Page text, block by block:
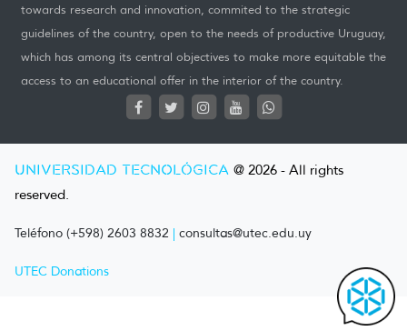
towards research and innovation, commited to the strategic
guidelines of the country, open to the needs of productive Uruguay,
which has among its central objectives to make more equitable the
access to an educational offer in the interior of the country.
UNIVERSIDAD TECNOLÓGICA @ 2026 - All rights
reserved.
Teléfono (+598) 2603 8832 | consultas@utec.edu.uy
UTEC Donations